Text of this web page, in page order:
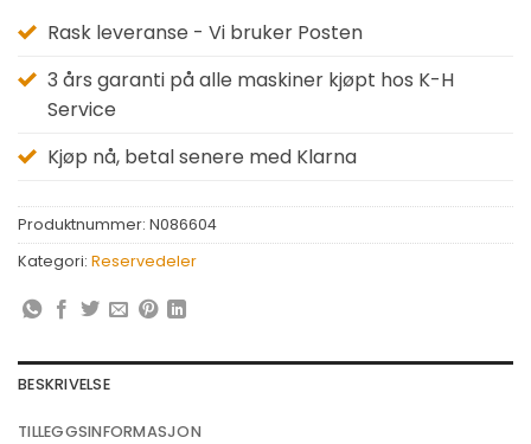
Rask leveranse - Vi bruker Posten
3 års garanti på alle maskiner kjøpt hos K-H
Service
Kjøp nå, betal senere med Klarna
Produktnummer: N086604
Kategori: Reservedeler
BESKRIVELSE
TILLEGGSINFORMASJON